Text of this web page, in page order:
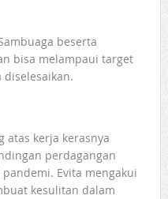
beserta
bisa melampaui target
atas kerja kerasnya
perdagangan
Evita mengakui
kesulitan dalam